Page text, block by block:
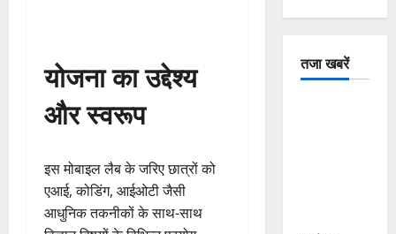
योजना का उद्देश्य
और स्वरूप
इस मोबाइल लैब के जरिए छात्रों को
एआई, कोडिंग, आईओटी जैसी
आधुनिक तकनीकों के साथ-साथ
तजा खबरें